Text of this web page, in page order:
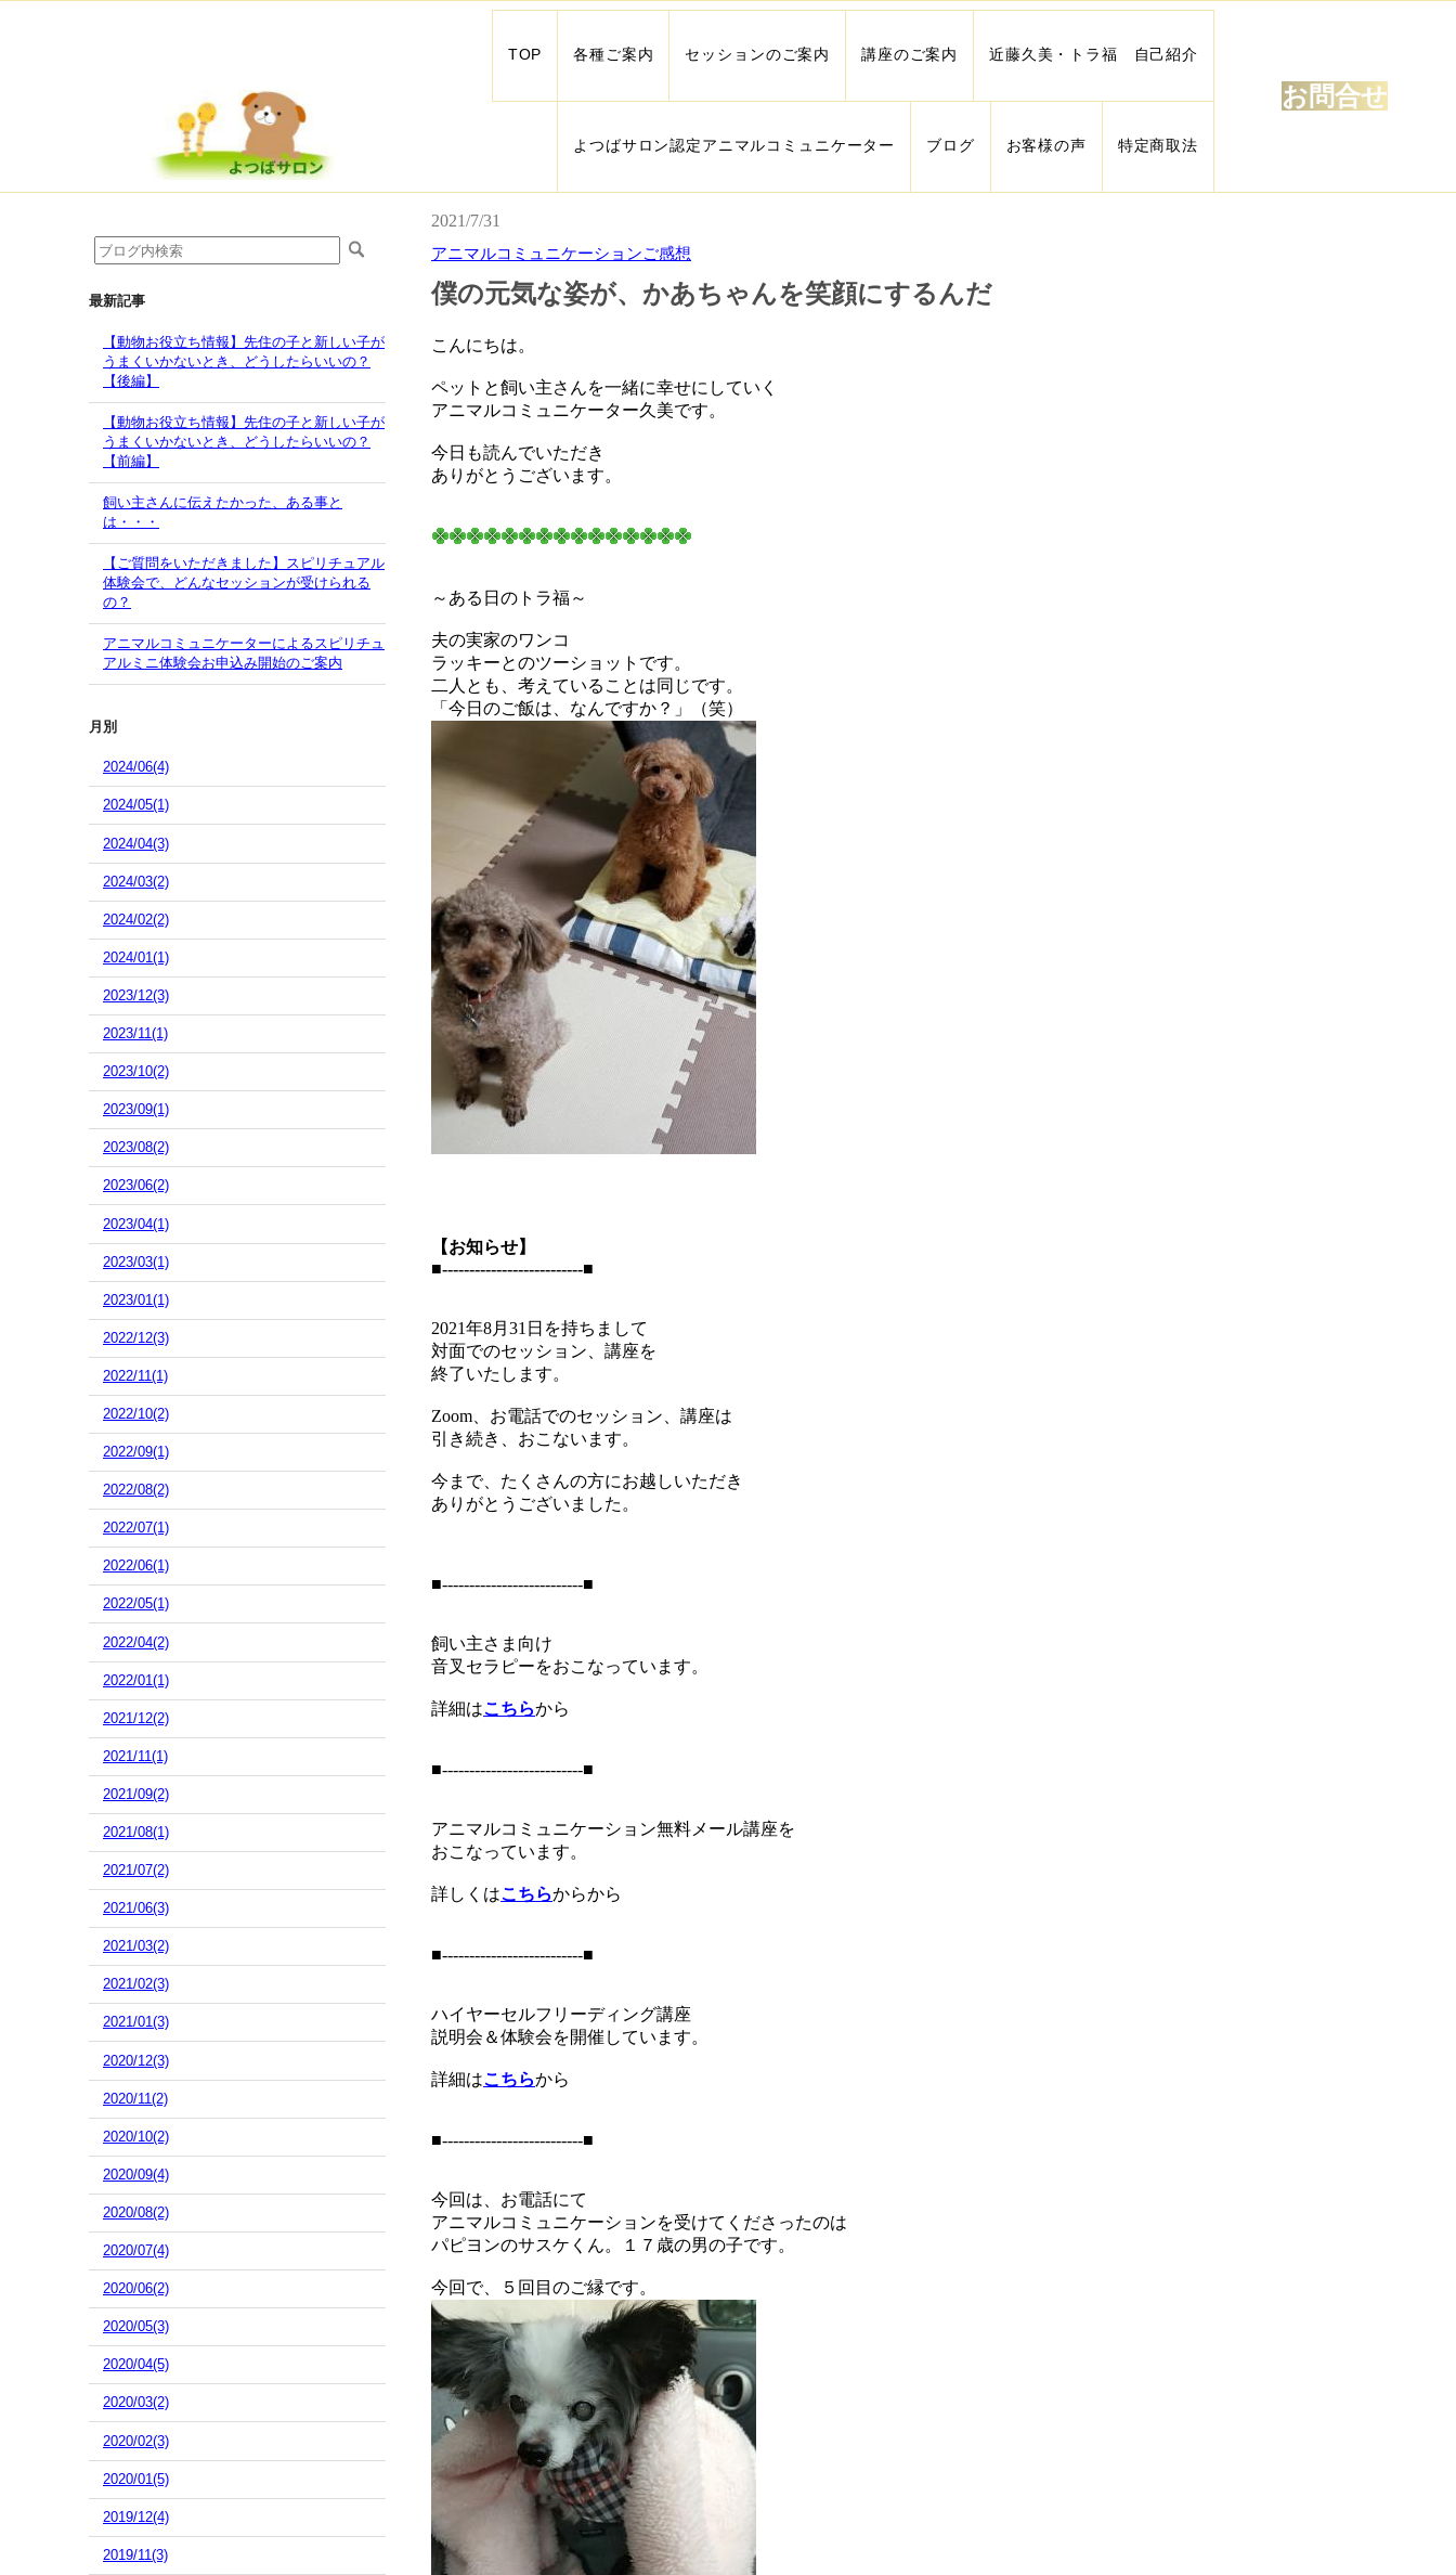
TOP 各種ご案内 セッションのご案内 講座のご案内 近藤久美・トラ福 自己紹介
よつばサロン認定アニマルコミュニケーター ブログ お客様の声 特定商取法
お問合せ
最新記事
【動物お役立ち情報】先住の子と新しい子が
うまくいかないとき、どうしたらいいの？
【後編】
【動物お役立ち情報】先住の子と新しい子が
うまくいかないとき、どうしたらいいの？
【前編】
飼い主さんに伝えたかった、ある事と
は・・・
【ご質問をいただきました】スピリチュアル
体験会で、どんなセッションが受けられる
の？
アニマルコミュニケーターによるスピリチュ
アルミニ体験会お申込み開始のご案内
月別
2024/06(4)
2024/05(1)
2024/04(3)
2024/03(2)
2024/02(2)
2024/01(1)
2023/12(3)
2023/11(1)
2023/10(2)
2023/09(1)
2023/08(2)
2023/06(2)
2023/04(1)
2023/03(1)
2023/01(1)
2022/12(3)
2022/11(1)
2022/10(2)
2022/09(1)
2022/08(2)
2022/07(1)
2022/06(1)
2022/05(1)
2022/04(2)
2022/01(1)
2021/12(2)
2021/11(1)
2021/09(2)
2021/08(1)
2021/07(2)
2021/06(3)
2021/03(2)
2021/02(3)
2021/01(3)
2020/12(3)
2020/11(2)
2020/10(2)
2020/09(4)
2020/08(2)
2020/07(4)
2020/06(2)
2020/05(3)
2020/04(5)
2020/03(2)
2020/02(3)
2020/01(5)
2019/12(4)
2019/11(3)
2021/7/31
アニマルコミュニケーションご感想
僕の元気な姿が、かあちゃんを笑顔にするんだ
こんにちは。
ペットと飼い主さんを一緒に幸せにしていく
アニマルコミュニケーター久美です。
今日も読んでいただき
ありがとうございます。
～ある日のトラ福～
夫の実家のワンコ
ラッキーとのツーショットです。
二人とも、考えていることは同じです。
「今日のご飯は、なんですか？」（笑）
【お知らせ】
■--------------------------■
2021年8月31日を持ちまして
対面でのセッション、講座を
終了いたします。
Zoom、お電話でのセッション、講座は
引き続き、おこないます。
今まで、たくさんの方にお越しいただき
ありがとうございました。
■--------------------------■
飼い主さま向け
音叉セラピーをおこなっています。
詳細はこちらから
■--------------------------■
アニマルコミュニケーション無料メール講座を
おこなっています。
詳しくはこちらからから
■--------------------------■
ハイヤーセルフリーディング講座
説明会＆体験会を開催しています。
詳細はこちらから
■--------------------------■
今回は、お電話にて
アニマルコミュニケーションを受けてくださったのは
パピヨンのサスケくん。１７歳の男の子です。
今回で、５回目のご縁です。